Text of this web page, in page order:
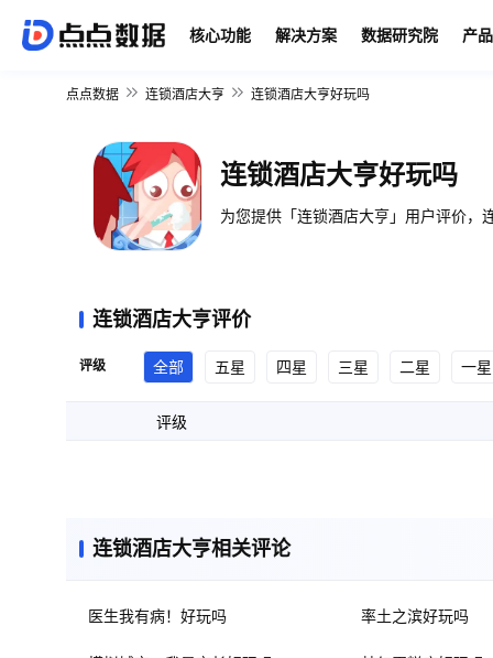
核心功能 解决方案 数据研究院 产
点点数据 连锁酒店大亨 连锁酒店大亨好玩吗
连锁酒店大亨好玩吗
为您提供「连锁酒店大亨」用户评价，
连锁酒店大亨评价
评级 全部 五星 四星 三星 二星 一星
评级
连锁酒店大亨相关评论
医生我有病！好玩吗 率土之滨好玩吗